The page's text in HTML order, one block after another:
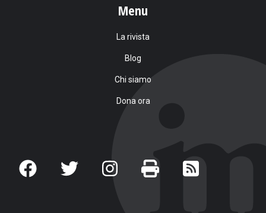
Menu
La rivista
Blog
Chi siamo
Dona ora